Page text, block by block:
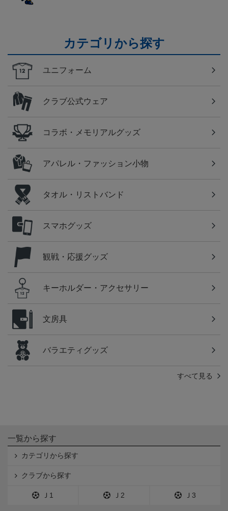
カテゴリから探す
ユニフォーム
クラブ公式ウェア
コラボ・メモリアルグッズ
アパレル・ファッション小物
タオル・リストバンド
スマホグッズ
観戦・応援グッズ
キーホルダー・アクセサリー
文房具
バラエティグッズ
すべて見る
一覧から探す
カテゴリから探す
クラブから探す
Ｊ1 Ｊ2 Ｊ3